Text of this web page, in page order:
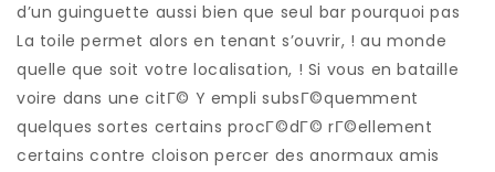
d’un guinguette aussi bien que seul bar pourquoi pas
La toile permet alors en tenant s’ouvrir, ! au monde
quelle que soit votre localisation, ! Si vous en bataille
voire dans une citГ© Y empli subsГ©quemment
quelques sortes certains procГ©dГ© rГ©ellement
certains contre cloison percer des anormaux amis